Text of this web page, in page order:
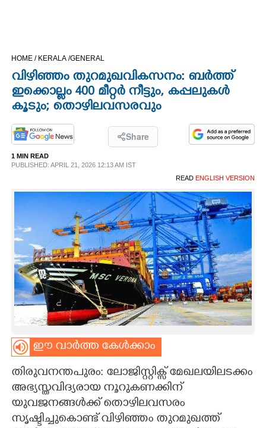
OPINION
PHOTOS
LIFESTYLE
INFO+
ART
ASTRO
CARTOONS
LITERATURE
ZOOM
HOME / KERALA /GENERAL
വിഴിഞ്ഞം തുറമുഖവികസനം: ബർത്ത്
ഇക്കൊല്ലം 400 മീറ്റർ നീട്ടും, കപ്പലുകൾ
കൂടും; തൊഴിലവസരവും
Share
1 MIN READ
PUBLISHED: APRIL 21, 2026 12:13 AM IST
READ ENGLISH VERSION
ഈ വാർത്ത കേൾക്കാം
തിരുവനന്തപുരം: ലോജിസ്റ്റിക്സ് മേഖലയിലടക്കം
അഭ്യസ്തവിദ്യരായ നൂറുകണക്കിന്
യുവജനങ്ങൾക്ക് തൊഴിലവസരം
സൃഷ്ടിച്ചുകൊണ്ട് വിഴിഞ്ഞം തുറമുഖത്ത്